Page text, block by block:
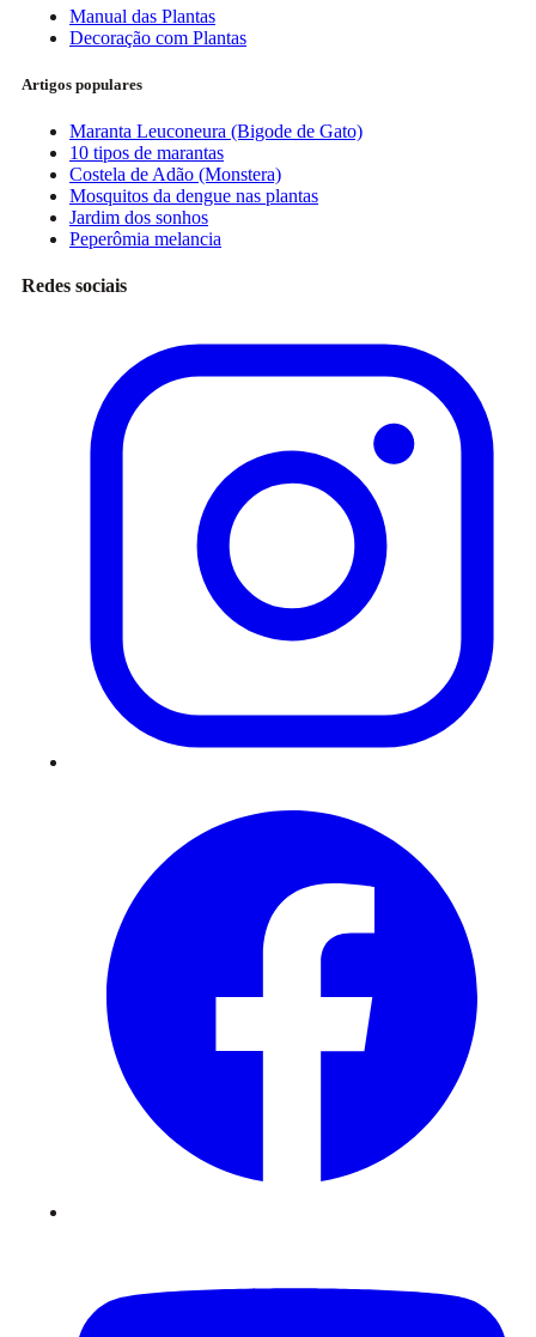
Manual das Plantas
Decoração com Plantas
Artigos populares
Maranta Leuconeura (Bigode de Gato)
10 tipos de marantas
Costela de Adão (Monstera)
Mosquitos da dengue nas plantas
Jardim dos sonhos
Peperômia melancia
Redes sociais